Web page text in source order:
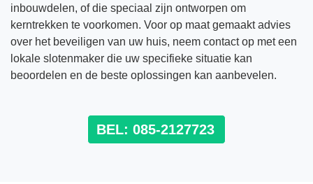
inbouwdelen, of die speciaal zijn ontworpen om
kerntrekken te voorkomen. Voor op maat gemaakt advies
over het beveiligen van uw huis, neem contact op met een
lokale slotenmaker die uw specifieke situatie kan
beoordelen en de beste oplossingen kan aanbevelen.
BEL: 085-2127723